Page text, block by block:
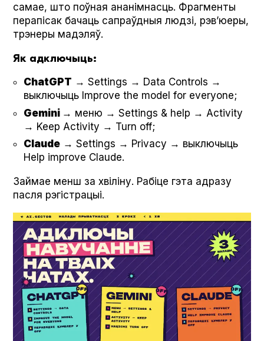
самае, што поўная ананімнасць. Фрагменты
перапісак бачаць сапраўдныя людзі, рэв’юеры,
трэнеры мадэляў.
Як адключыць:
Chat­G­PT → Set­tings → Data Con­trols →
выключыць Improve the mod­el for every­one;
Gem­i­ni → меню → Set­tings & help → Activ­i­ty
→ Keep Activ­i­ty → Turn off;
Claude → Set­tings → Pri­va­cy → выключыць
Help improve Claude.
Займае менш за хвіліну. Рабіце гэта адразу
пасля рэгістрацыі.